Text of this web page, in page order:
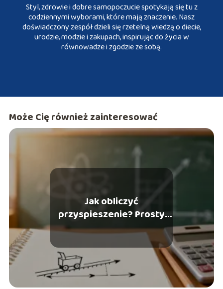
Styl, zdrowie i dobre samopoczucie spotykają się tu z
codziennymi wyborami, które mają znaczenie. Nasz
doświadczony zespół dzieli się rzetelną wiedzą o diecie,
urodzie, modzie i zakupach, inspirując do życia w
równowadze i zgodzie ze sobą.
Może Cię również zainteresować
Jak obliczyć
przyspieszenie? Prosty
wzór i przykłady